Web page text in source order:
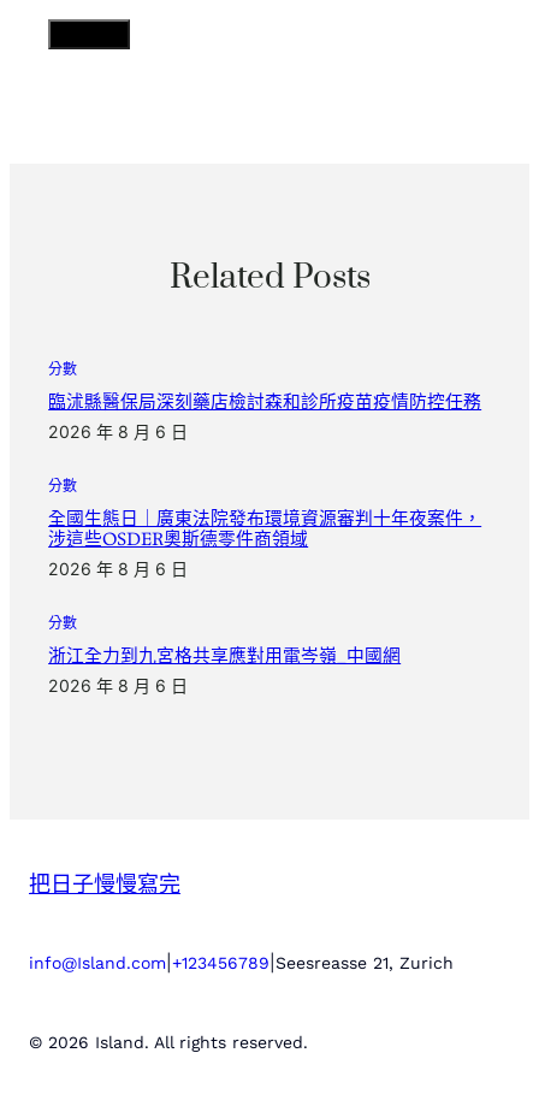
Related Posts
分數
臨沭縣醫保局深刻藥店檢討森和診所疫苗疫情防控任務
2026 年 8 月 6 日
分數
全國生態日｜廣東法院發布環境資源審判十年夜案件，
涉這些OSDER奧斯德零件商領域
2026 年 8 月 6 日
分數
浙江全力到九宮格共享應對用電岑嶺_中國網
2026 年 8 月 6 日
把日子慢慢寫完
info@Island.com +123456789 Seesreasse 21, Zurich
© 2026 Island. All rights reserved.